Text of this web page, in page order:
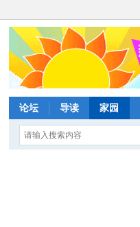
论坛 导读 家园